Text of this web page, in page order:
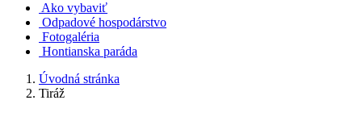
Ako vybaviť
Odpadové hospodárstvo
Fotogaléria
Hontianska paráda
Úvodná stránka
Tiráž